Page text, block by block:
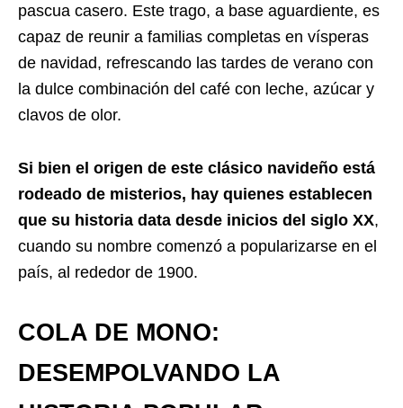
pascua casero. Este trago, a base aguardiente, es
capaz de reunir a familias completas en vísperas
de navidad, refrescando las tardes de verano con
la dulce combinación del café con leche, azúcar y
clavos de olor.
Si bien el origen de este clásico navideño está
rodeado de misterios, hay quienes establecen
que su historia data desde inicios del siglo XX,
cuando su nombre comenzó a popularizarse en el
país, al rededor de 1900.
COLA DE MONO:
DESEMPOLVANDO LA